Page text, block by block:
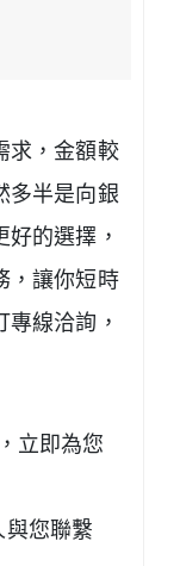
求，金額較
多半是向銀
的選擇，
，讓你短時
線洽詢，
，立即為您
與您聯繫